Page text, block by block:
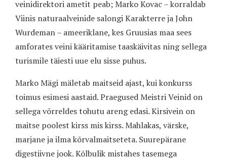
veinidirektori ametit peab; Marko Kovac – korraldab
Viinis naturaalveinide salongi Karakterre ja John
Wurdeman – ameeriklane, kes Gruusias maa sees
amforates veini kääritamise taaskäivitas ning sellega
turismile täiesti uue elu sisse puhus.
Marko Mägi mäletab maitseid ajast, kui konkurss
toimus esimesi aastaid. Praegused Meistri Veinid on
sellega võrreldes tohutu areng edasi. Kirsivein on
maitse poolest kirss mis kirss. Mahlakas, värske,
marjane ja ilma kõrvalmaitseteta. Suurepärane
digestiivne jook. Kõlbulik mistahes tasemega